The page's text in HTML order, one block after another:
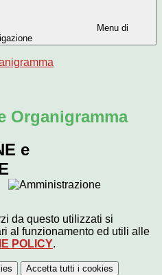
Menu di
Organigramma
e
da questo utilizzati si
al funzionamento ed utili alle
POLICY.
Accetta tutti i cookies